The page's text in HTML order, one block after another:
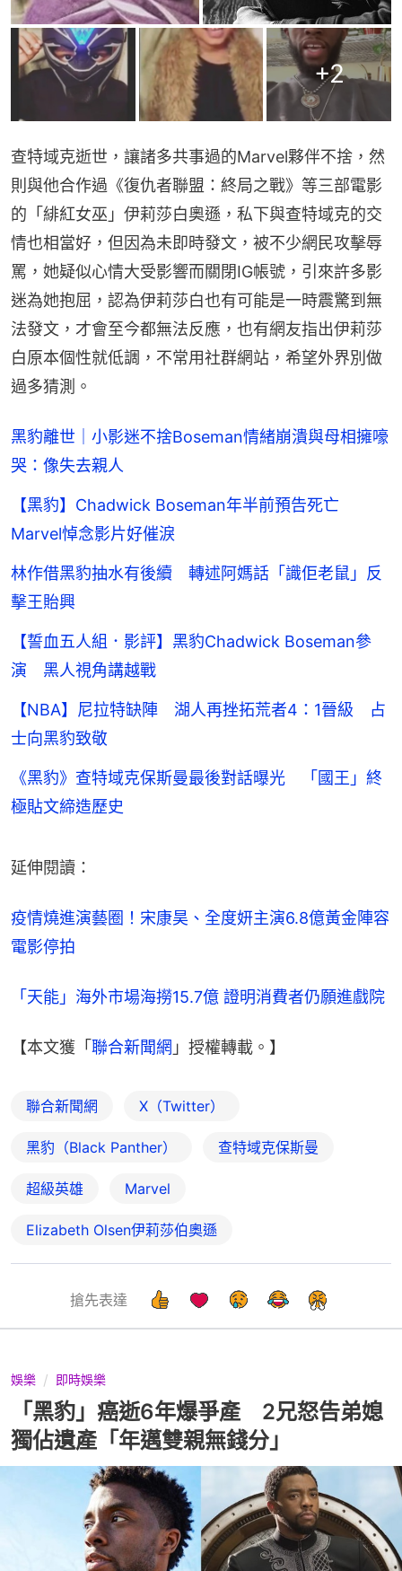
+2
查特域克逝世，讓諸多共事過的Marvel夥伴不捨，然
則與他合作過《復仇者聯盟：終局之戰》等三部電影
的「緋紅女巫」伊莉莎白奧遜，私下與查特域克的交
情也相當好，但因為未即時發文，被不少網民攻擊辱
罵，她疑似心情大受影響而關閉IG帳號，引來許多影
迷為她抱屈，認為伊莉莎白也有可能是一時震驚到無
法發文，才會至今都無法反應，也有網友指出伊莉莎
白原本個性就低調，不常用社群網站，希望外界別做
過多猜測。
黑豹離世｜小影迷不捨Boseman情緒崩潰與母相擁嚎
哭：像失去親人
【黑豹】Chadwick Boseman年半前預告死亡
Marvel悼念影片好催淚
林作借黑豹抽水有後續 轉述阿媽話「識佢老鼠」反
擊王貽興
【誓血五人組．影評】黑豹Chadwick Boseman參
演 黑人視角講越戰
【NBA】尼拉特缺陣 湖人再挫拓荒者4：1晉級 占
士向黑豹致敬
《黑豹》查特域克保斯曼最後對話曝光 「國王」終
極貼文締造歷史
延伸閱讀：
疫情燒進演藝圈！宋康昊、全度妍主演6.8億黃金陣容
電影停拍
「天能」海外市場海撈15.7億 證明消費者仍願進戲院
【本文獲「聯合新聞網 」授權轉載。】
聯合新聞網 X（Twitter）
黑豹（Black Panther） 查特域克保斯曼
超級英雄 Marvel
Elizabeth Olsen伊莉莎伯奧遜
搶先表達
娛樂 即時娛樂
「黑豹」癌逝6年爆爭產 2兄怒告弟媳
獨佔遺產「年邁雙親無錢分」